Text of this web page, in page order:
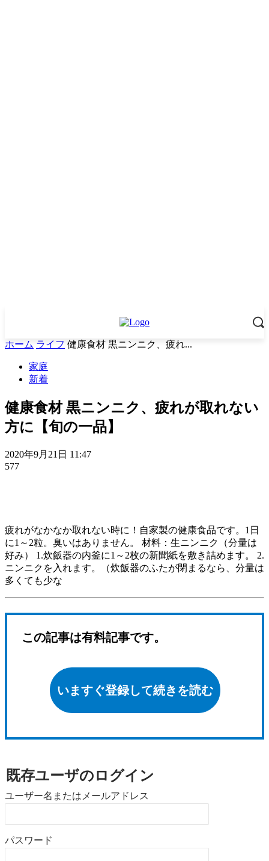
ホーム ライフ 健康食材 黒ニンニク、疲れ...
家庭
新着
健康食材 黒ニンニク、疲れが取れない
方に【旬の一品】
2020年9月21日 11:47
577
疲れがなかなか取れない時に！自家製の健康食品です。1日
に1～2粒。臭いはありません。 材料：生ニンニク（分量は
好み） 1.炊飯器の内釜に1～2枚の新聞紙を敷き詰めます。 2.
ニンニクを入れます。（炊飯器のふたが閉まるなら、分量は
多くても少な
この記事は有料記事です。
いますぐ登録して続きを読む
既存ユーザのログイン
ユーザー名またはメールアドレス
パスワード